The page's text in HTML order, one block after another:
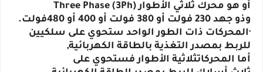
أو هو محرك ثلاثي الأطوار Three Phase (3Ph)
وذو جهد 230 فولت أو 380 فولت أو 400 أو 480فولت.
·المحركات ذات الطور الواحد ستحوي على سلكيين
للربط بمصدر التغذية بالطاقة الكهربائية,
أما المحركاتثلاثية الأطوار فستحوي على